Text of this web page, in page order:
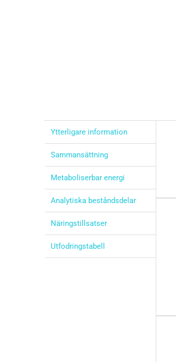
Ytterligare information
Sammansättning
Metaboliserbar energi
Analytiska beståndsdelar
Näringstillsatser
Utfodringstabell